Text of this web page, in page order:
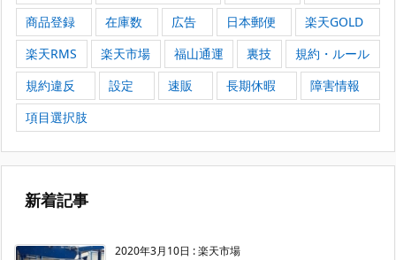
商品登録
在庫数 広告 日本郵便
楽天GOLD
楽天RMS
楽天市場 福山通運 裏技
規約・ルール
規約違反
設定 速販 長期休暇
障害情報
項目選択肢
新着記事
2020年3月10日 :楽天市場